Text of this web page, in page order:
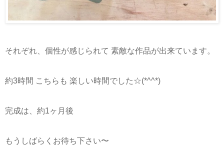
それぞれ、個性が感じられて 素敵な作品が出来ています。
約3時間 こちらも 楽しい時間でした☆(*^^*)
完成は、約1ヶ月後
もうしばらくお待ち下さい〜